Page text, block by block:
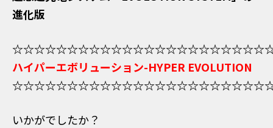
進化版
ハイパーエボリューション-HYPER EVOLUTION
☆☆☆☆☆☆☆☆☆☆☆☆☆☆☆☆☆☆☆☆☆☆
いかがでしたか？